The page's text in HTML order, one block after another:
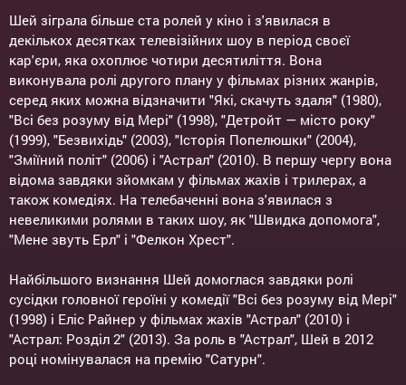
Шей зіграла більше ста ролей у кіно і з'явилася в
декількох десятках телевізійних шоу в період своєї
кар'єри, яка охоплює чотири десятиліття. Вона
виконувала ролі другого плану у фільмах різних жанрів,
серед яких можна відзначити "Які, скачуть здаля" (1980),
"Всі без розуму від Мері" (1998), "Детройт — місто року"
(1999), "Безвихідь" (2003), "Історія Попелюшки" (2004),
"Зміїний політ" (2006) і "Астрал" (2010). В першу чергу вона
відома завдяки зйомкам у фільмах жахів і трилерах, а
також комедіях. На телебаченні вона з'явилася з
невеликими ролями в таких шоу, як "Швидка допомога",
"Мене звуть Ерл" і "Фелкон Хрест".
Найбільшого визнання Шей домоглася завдяки ролі
сусідки головної героїні у комедії "Всі без розуму від Мері"
(1998) і Еліс Райнер у фільмах жахів "Астрал" (2010) і
"Астрал: Розділ 2" (2013). За роль в "Астрал", Шей в 2012
році номінувалася на премію "Сатурн".